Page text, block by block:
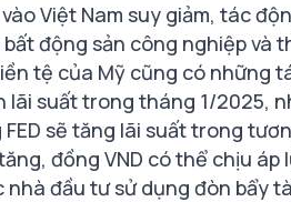
Việt Nam suy giảm, tác
động sản công nghiệp và
tệ của Mỹ cũng có những
lãi suất trong tháng 1/2025,
sẽ tăng lãi suất trong
đồng VND có thể chịu
nhà đầu tư sử dụng đòn bẩy